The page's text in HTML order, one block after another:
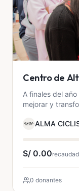
Centro de
A finales del
mejorar y
ALMA
S/ 0.00
0 donantes